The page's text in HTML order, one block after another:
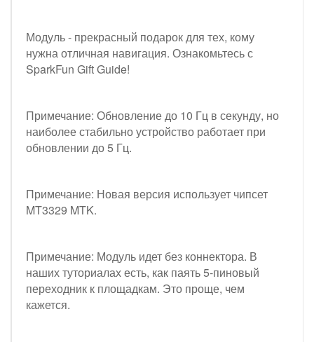
Модуль - прекрасный подарок для тех, кому
нужна отличная навигация. Ознакомьтесь с
SparkFun Gift Guide!
Примечание: Обновление до 10 Гц в секунду, но
наиболее стабильно устройство работает при
обновлении до 5 Гц.
Примечание: Новая версия использует чипсет
MT3329 MTK.
Примечание: Модуль идет без коннектора. В
наших туториалах есть, как паять 5-пиновый
переходник к площадкам. Это проще, чем
кажется.